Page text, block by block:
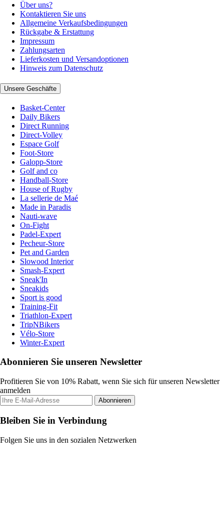
Über uns?
Kontaktieren Sie uns
Allgemeine Verkaufsbedingungen
Rückgabe & Erstattung
Impressum
Zahlungsarten
Lieferkosten und Versandoptionen
Hinweis zum Datenschutz
Unsere Geschäfte
Basket-Center
Daily Bikers
Direct Running
Direct-Volley
Espace Golf
Foot-Store
Galopp-Store
Golf and co
Handball-Store
House of Rugby
La sellerie de Maé
Made in Paradis
Nauti-wave
On-Fight
Padel-Expert
Pecheur-Store
Pet and Garden
Slowood Interior
Smash-Expert
Sneak'In
Sneakids
Sport is good
Training-Fit
Triathlon-Expert
TripNBikers
Vélo-Store
Winter-Expert
Abonnieren Sie unseren Newsletter
Profitieren Sie von 10% Rabatt, wenn Sie sich für unseren Newsletter
anmelden
Abonnieren
Bleiben Sie in Verbindung
Folgen Sie uns in den sozialen Netzwerken